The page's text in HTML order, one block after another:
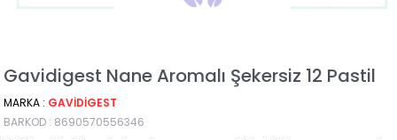
Gavidigest Nane Aromalı Şekersiz 12 Pastil
MARKA : GAVIDIGEST
BARKOD : 8690570556346